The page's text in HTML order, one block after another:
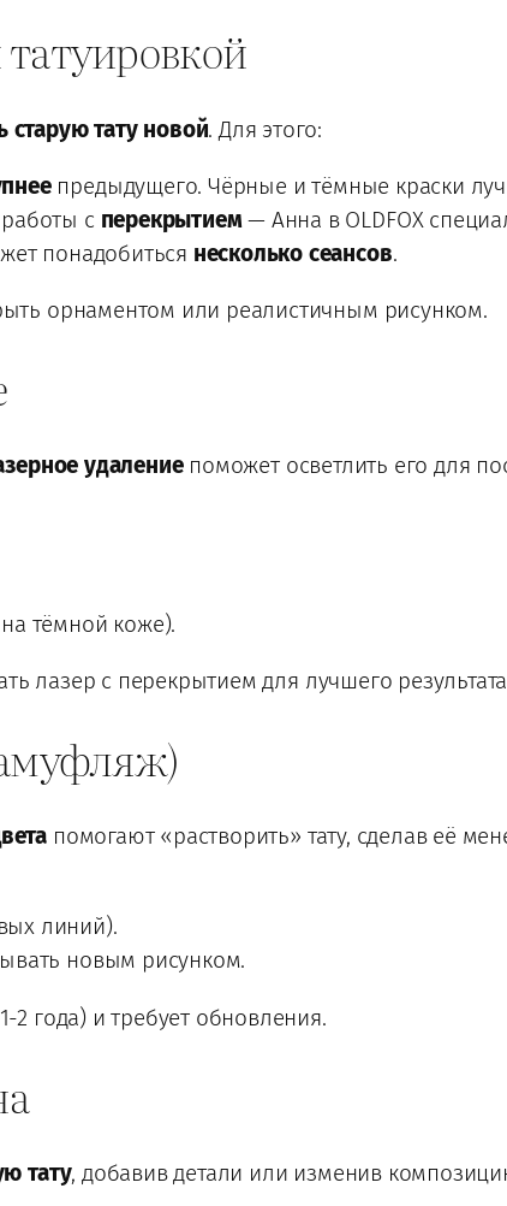
старую тату новой. Для этого:
предыдущего. Чёрные и тёмные краски
с перекрытием— Анна в OLDFOX
понадобиться несколько сеансов.
орнаментом или реалистичным рисунком.
удалениепоможет осветлить его для
тёмной коже).
лазер с перекрытием для лучшего
помогают «растворить» тату, сделав её
линий).
новым рисунком.
года) и требует обновления.
тату, добавив детали или изменив